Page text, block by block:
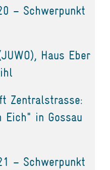
– Schwerpunkt
Haus Eber
Zentralstrasse:
Eich" in Gossau
– Schwerpunkt